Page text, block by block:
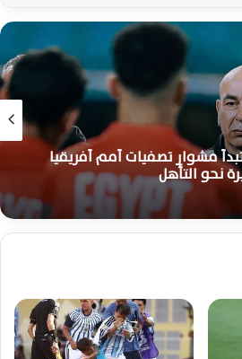
مشوار تصفيات أمم أفريقيا